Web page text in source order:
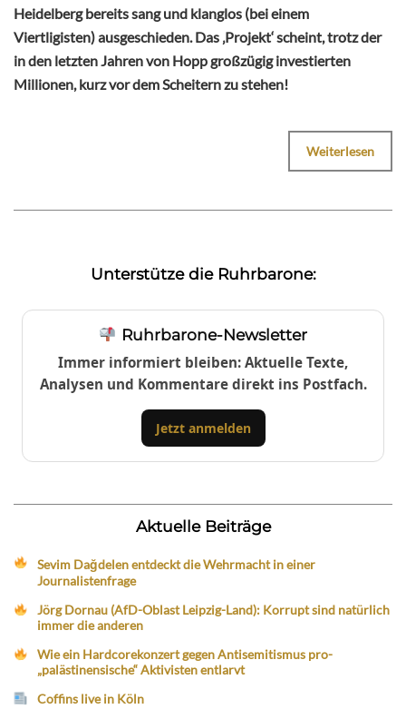
Heidelberg bereits sang und klanglos (bei einem
Viertligisten) ausgeschieden. Das ‚Projekt‘ scheint, trotz der
in den letzten Jahren von Hopp großzügig investierten
Millionen, kurz vor dem Scheitern zu stehen!
Weiterlesen
Unterstütze die Ruhrbarone:
Ruhrbarone-Newsletter
Immer informiert bleiben: Aktuelle Texte,
Analysen und Kommentare direkt ins Postfach.
Jetzt anmelden
Aktuelle Beiträge
Sevim Dağdelen entdeckt die Wehrmacht in einer
Journalistenfrage
Jörg Dornau (AfD-Oblast Leipzig-Land): Korrupt sind natürlich
immer die anderen
Wie ein Hardcorekonzert gegen Antisemitismus pro-
„palästinensische“ Aktivisten entlarvt
Coffins live in Köln